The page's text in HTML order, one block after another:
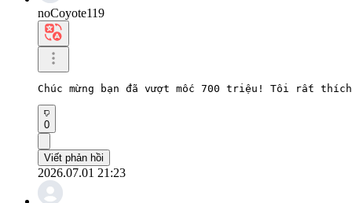
noCoyote119
Chúc mừng bạn đã vượt mốc 700 triệu! Tôi rất
0
Viết phản hồi
2026.07.01 21:23